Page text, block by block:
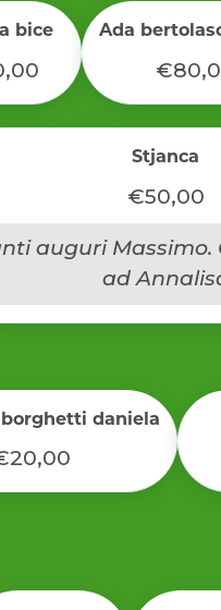
bice Ada
Stjanca
€50,00
auguri Massimo.
ad
borghetti daniela